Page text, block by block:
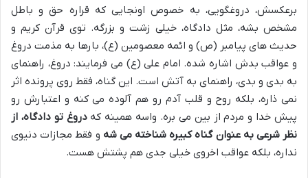
برعکسش، دروغگویی، به خصوص اونجایی که قراره حق و باطل
مشخص بشه، مثل دادگاه، خیلی زشت و بزرگه. توی قرآن کریم و
حدیث های پیامبر (ص) و ائمه معصومین (ع)، بارها به مذمت دروغ
و عواقب بدش اشاره شده. امام علی (ع) می فرمایند: دروغ، راهنمای
به بدی و بدی، راهنمای به آتش است. این گناه، فقط روی پرونده اثر
نمی ذاره، بلکه روح و قلب آدم رو هم آلوده می کنه و اعتبارش رو
پیش خدا و مردم از بین می بره. واسه همینه کهدروغ تو دادگاه، از
نظر شرعی به عنوان گناه کبیره شناخته می شه و فقط مجازات دنیوی
نداره، بلکه عواقب اخروی خیلی جدی هم پشتش هست.